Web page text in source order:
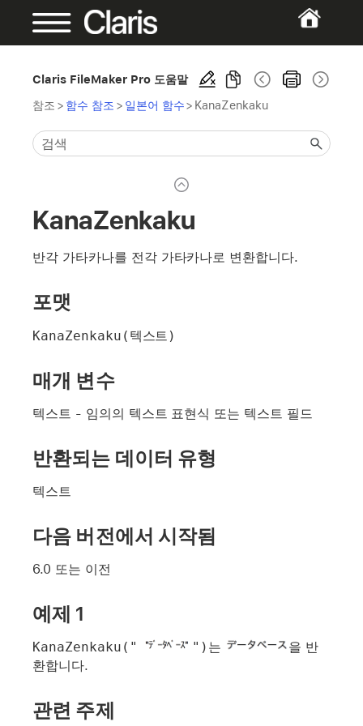
Claris FileMaker Pro 도움말
참조 > 함수 참조 > 일본어 함수> KanaZenkaku
KanaZenkaku
반각 가타카나를 전각 가타카나로 변환합니다.
포맷
KanaZenkaku(텍스트)
매개 변수
텍스트 - 임의의 텍스트 표현식 또는 텍스트 필드
반환되는 데이터 유형
텍스트
다음 버전에서 시작됨
6.0 또는 이전
예제 1
KanaZenkaku(" ") 는
을 반
환합니다.
관련 주제